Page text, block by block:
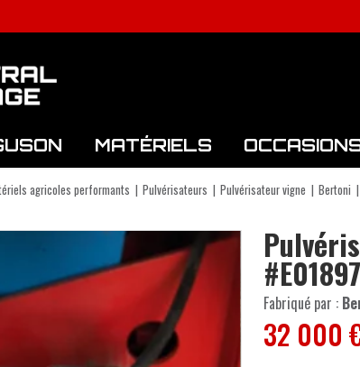
MATÉRIELS
agricoles performants Pulvérisateurs Pulvérisateur vigne Bertoni
32 000
Fabriqué par :